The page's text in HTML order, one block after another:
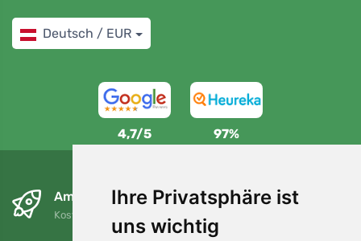
Ihre Privatsphäre ist
uns wichtig
Deutsch / EUR
4,7/5 97%
Am nächsten Tag und kostenlos
Kostenloser Versand für Bestellungen über 80 EUR